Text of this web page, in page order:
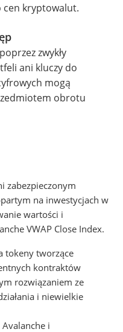
cen kryptowalut.
zwykły
ani kluczy do
mogą
obrotu
zabezpieczonym
na inwestycjach w
wartości i
VWAP Close Index.
tokeny tworzące
kontraktów
rozwiązaniem ze
i niewielkie
i